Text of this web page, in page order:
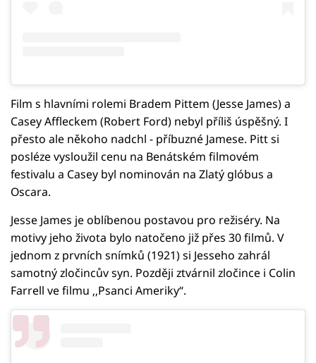
Film s hlavními rolemi Bradem Pittem (Jesse James) a
Casey Affleckem (Robert Ford) nebyl příliš úspěšný. I
přesto ale někoho nadchl - příbuzné Jamese. Pitt si
posléze vysloužil cenu na Benátském filmovém
festivalu a Casey byl nominován na Zlatý glóbus a
Oscara.
Jesse James je oblíbenou postavou pro režiséry. Na
motivy jeho života bylo natočeno již přes 30 filmů. V
jednom z prvních snímků (1921) si Jesseho zahrál
samotný zločincův syn. Později ztvárnil zločince i Colin
Farrell ve filmu ‚‚Psanci Ameriky‘‘.